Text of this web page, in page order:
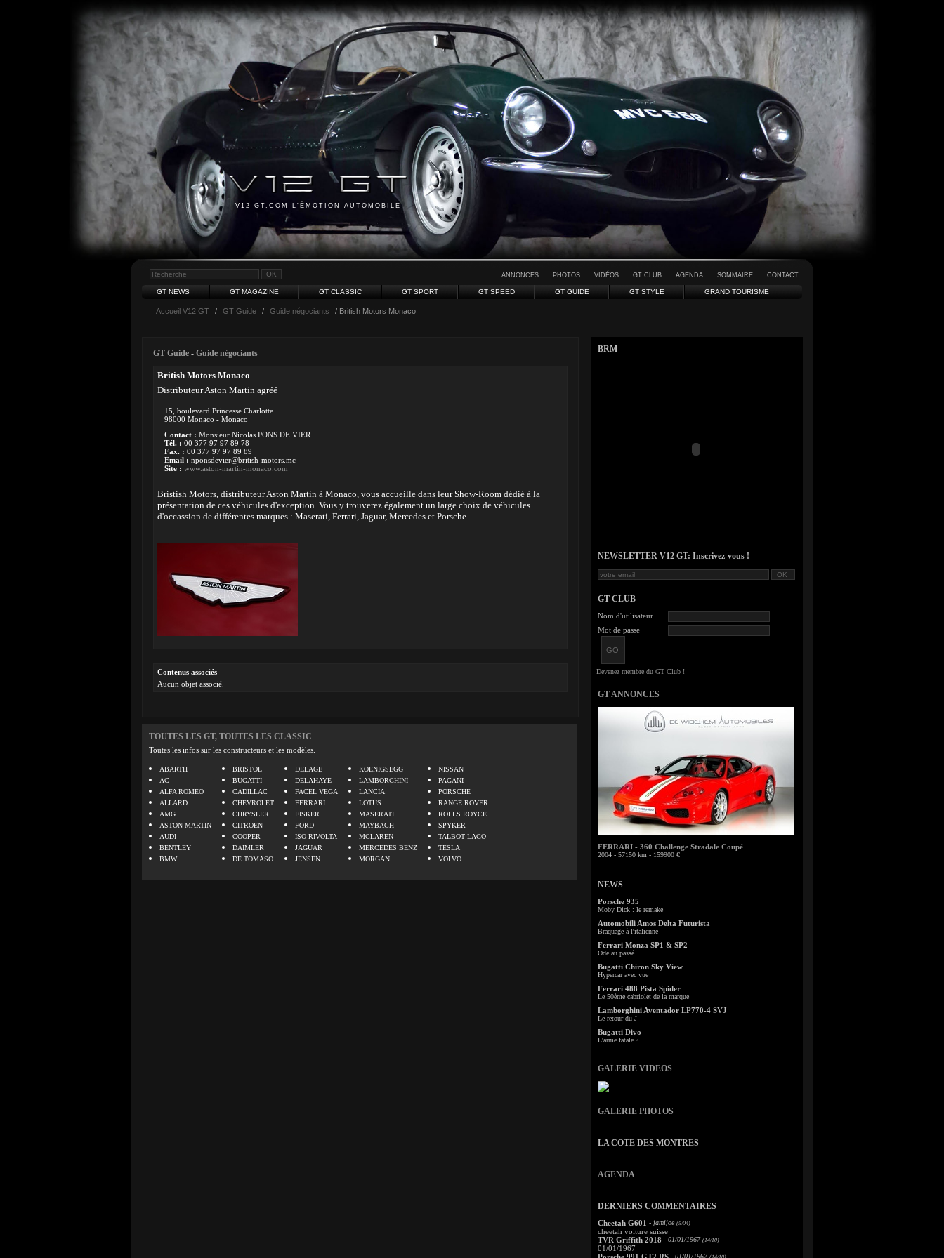
V12 GT.COM L'ÉMOTION AUTOMOBILE
ANNONCES PHOTOS VIDÉOS GT CLUB AGENDA SOMMAIRE CONTACT
GT NEWS GT MAGAZINE GT CLASSIC GT SPORT GT SPEED GT GUIDE GT STYLE GRAND TOURISME
Accueil V12 GT / GT Guide / Guide négociants / British Motors Monaco
GT Guide - Guide négociants
British Motors Monaco
Distributeur Aston Martin agréé
15, boulevard Princesse Charlotte
98000 Monaco - Monaco
Contact : Monsieur Nicolas PONS DE VIER
Tél. : 00 377 97 97 89 78
Fax. : 00 377 97 97 89 89
Email : nponsdevier@british-motors.mc
Site : www.aston-martin-monaco.com
Bristish Motors, distributeur Aston Martin à Monaco, vous accueille dans leur Show-Room dédié à la
présentation de ces véhicules d'exception. Vous y trouverez également un large choix de véhicules
d'occassion de différentes marques : Maserati, Ferrari, Jaguar, Mercedes et Porsche.
Contenus associés
Aucun objet associé.
TOUTES LES GT, TOUTES LES CLASSIC
Toutes les infos sur les constructeurs et les modèles.
ABARTH
AC
ALFA ROMEO
ALLARD
AMG
ASTON MARTIN
AUDI
BENTLEY
BMW
BRISTOL
BUGATTI
CADILLAC
CHEVROLET
CHRYSLER
CITROEN
COOPER
DAIMLER
DE TOMASO
DELAGE
DELAHAYE
FACEL VEGA
FERRARI
FISKER
FORD
ISO RIVOLTA
JAGUAR
JENSEN
KOENIGSEGG
LAMBORGHINI
LANCIA
LOTUS
MASERATI
MAYBACH
MCLAREN
MERCEDES BENZ
MORGAN
NISSAN
PAGANI
PORSCHE
RANGE ROVER
ROLLS ROYCE
SPYKER
TALBOT LAGO
TESLA
VOLVO
BRM
NEWSLETTER V12 GT: Inscrivez-vous !
GT CLUB
Nom d'utilisateur
Mot de passe
GT ANNONCES
FERRARI - 360 Challenge Stradale Coupé
2004 - 57150 km - 159900 €
NEWS
Porsche 935
Moby Dick : le remake
Automobili Amos Delta Futurista
Braquage à l'italienne
Ferrari Monza SP1 & SP2
Ode au passé
Bugatti Chiron Sky View
Hypercar avec vue
Ferrari 488 Pista Spider
Le 50ème cabriolet de la marque
Lamborghini Aventador LP770-4 SVJ
Le retour du J
Bugatti Divo
L'arme fatale ?
GALERIE VIDEOS
GALERIE PHOTOS
LA COTE DES MONTRES
AGENDA
DERNIERS COMMENTAIRES
Cheetah G601 - jamijoe (5/04)
cheetah voiture suisse
TVR Griffith 2018 - 01/01/1967 (14/10)
01/01/1967
- 01/01/1967